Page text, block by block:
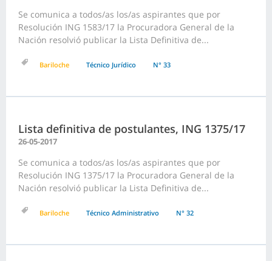
Se comunica a todos/as los/as aspirantes que por
Resolución ING 1583/17 la Procuradora General de la
Nación resolvió publicar la Lista Definitiva de...
Bariloche Técnico Jurídico N° 33
Lista definitiva de postulantes, ING 1375/17
26-05-2017
Se comunica a todos/as los/as aspirantes que por
Resolución ING 1375/17 la Procuradora General de la
Nación resolvió publicar la Lista Definitiva de...
Bariloche Técnico Administrativo N° 32